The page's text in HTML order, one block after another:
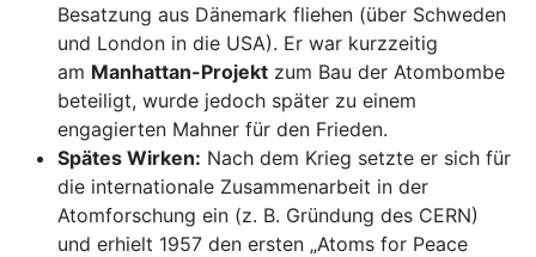
Besatzung aus Dänemark fliehen (über Schweden
und London in die USA). Er war kurzzeitig
am Manhattan-Projekt zum Bau der Atombombe
beteiligt, wurde jedoch später zu einem
engagierten Mahner für den Frieden.
Spätes Wirken: Nach dem Krieg setzte er sich für
die internationale Zusammenarbeit in der
Atomforschung ein (z. B. Gründung des CERN)
und erhielt 1957 den ersten „Atoms for Peace